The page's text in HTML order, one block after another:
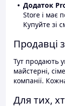
Додаток
Store і має
Купуйте зі
Продавці з
Тут продають
майстерні,
компанії.
Для тих,